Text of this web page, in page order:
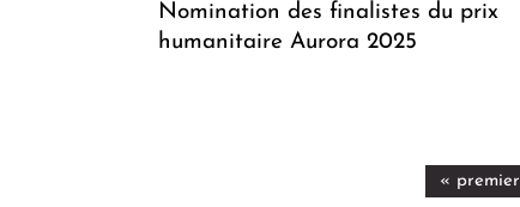
Nomination des finalistes du prix
humanitaire Aurora 2025
« premier